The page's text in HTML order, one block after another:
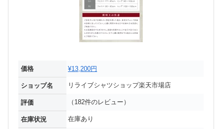
価格 ¥13,200円
ショップ名 リライブシャツショップ楽天市場店
評価 （182件のレビュー）
在庫状況 在庫あり